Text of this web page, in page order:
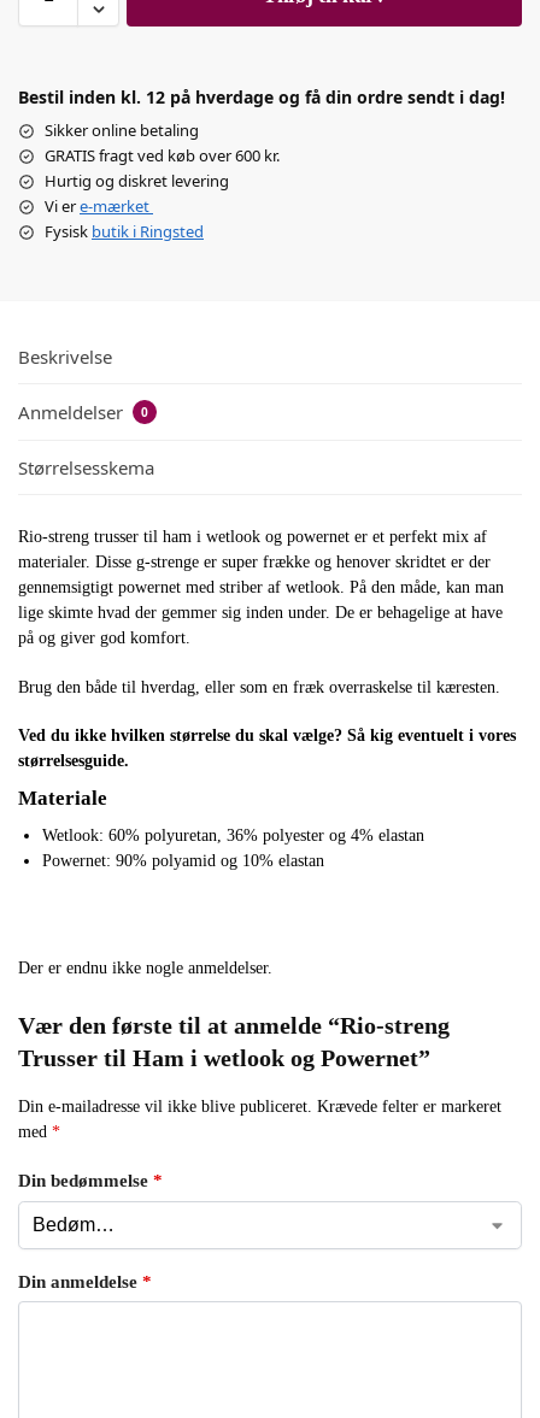
Bestil inden kl. 12 på hverdage og få din ordre sendt i dag!
Sikker online betaling
GRATIS fragt ved køb over 600 kr.
Hurtig og diskret levering
Vi ere-mærket
Fysisk butik i Ringsted
Beskrivelse
Anmeldelser 0
Størrelsesskema
Rio-streng trusser til ham i wetlook og powernet er et perfekt mix af
materialer. Disse g-strenge er super frække og henover skridtet er der
gennemsigtigt powernet med striber af wetlook. På den måde, kan man
lige skimte hvad der gemmer sig inden under. De er behagelige at have
på og giver god komfort.
Brug den både til hverdag, eller som en fræk overraskelse til kæresten.
Ved du ikke hvilken størrelse du skal vælge? Så kig eventuelt i vores
størrelsesguide.
Materiale
Wetlook: 60% polyuretan, 36% polyester og 4% elastan
Powernet: 90% polyamid og 10% elastan
Der er endnu ikke nogle anmeldelser.
Vær den første til at anmelde “Rio-streng
Trusser til Ham i wetlook og Powernet”
Din e-mailadresse vil ikke blive publiceret. Krævede felter er markeret
med *
Din bedømmelse *
Din anmeldelse *